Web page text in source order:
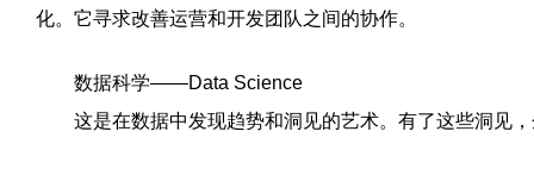
化。它寻求改善运营和开发团队之间的协作。
数据科学——Data Science
这是在数据中发现趋势和洞见的艺术。有了这些洞见，